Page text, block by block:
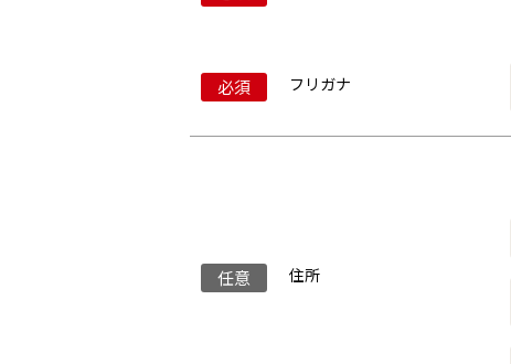
必須 フリガナ
任意 住所